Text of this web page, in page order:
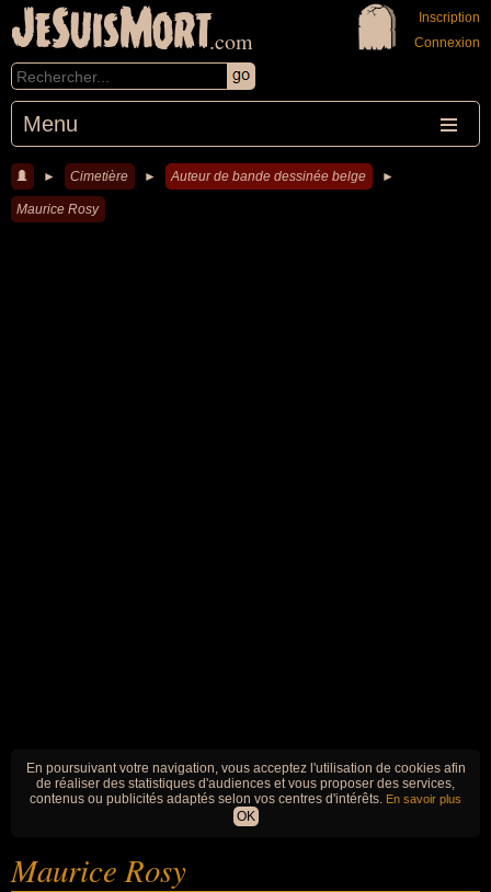
JeSuisMort.com
Menu
Inscription
Connexion
► Cimetière ► Auteur de bande dessinée belge ►
Maurice Rosy
En poursuivant votre navigation, vous acceptez l'utilisation de cookies afin
de réaliser des statistiques d'audiences et vous proposer des services,
contenus ou publicités adaptés selon vos centres d'intérêts. En savoir plus
OK
Maurice Rosy